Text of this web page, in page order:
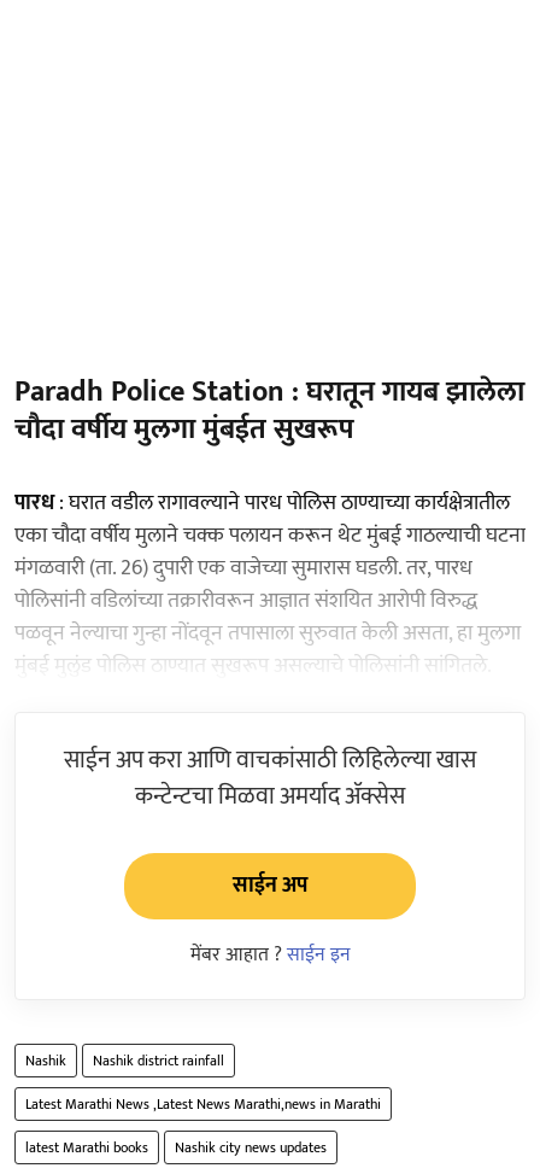
Paradh Police Station : घरातून गायब झालेला
चौदा वर्षीय मुलगा मुंबईत सुखरूप
पारध: घरात वडील रागावल्याने पारध पोलिस ठाण्याच्या कार्यक्षेत्रातील
एका चौदा वर्षीय मुलाने चक्क पलायन करून थेट मुंबई गाठल्याची घटना
मंगळवारी (ता. 26) दुपारी एक वाजेच्या सुमारास घडली. तर, पारध
पोलिसांनी वडिलांच्या तक्रारीवरून आज्ञात संशयित आरोपी विरुद्ध
पळवून नेल्याचा गुन्हा नोंदवून तपासाला सुरुवात केली असता, हा मुलगा
मुंबई मुलुंड पोलिस ठाण्यात सुखरूप असल्याचे पोलिसांनी सांगितले.
साईन अप करा आणि वाचकांसाठी लिहिलेल्या खास
कन्टेन्टचा मिळवा अमर्याद ॲक्सेस
साईन अप
मेंबर आहात ?साईन इन
Nashik
Nashik district rainfall
Latest Marathi News ,Latest News Marathi,news in Marathi
latest Marathi books
Nashik city news updates